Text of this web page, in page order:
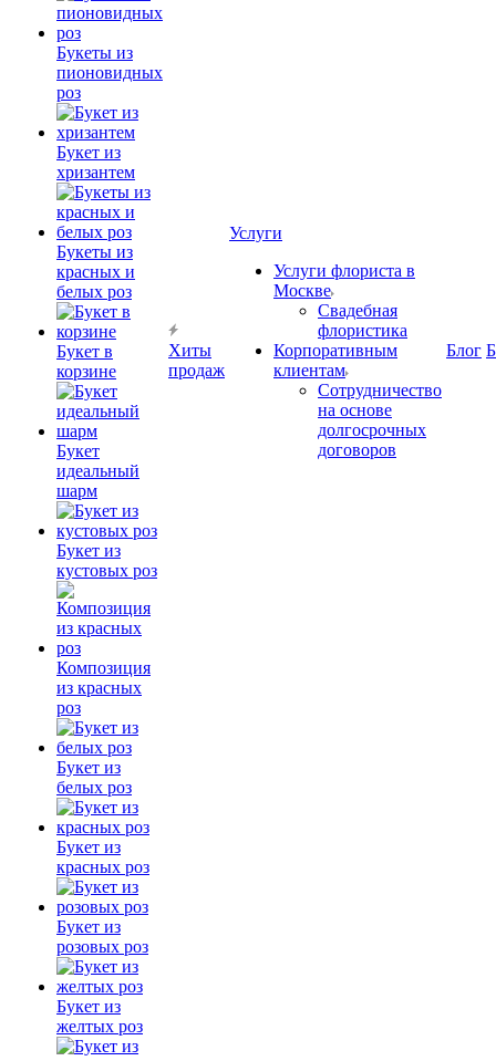
Букеты из
пионовидных
роз
Букет из
хризантем
Букеты из
красных и
белых роз
Букет в
корзине
Букет
идеальный
шарм
Букет из
кустовых роз
Композиция
из красных
роз
Букет из
белых роз
Букет из
красных роз
Букет из
розовых роз
Букет из
желтых роз
Хиты
продаж
Услуги
Услуги флориста в
Москве
Свадебная
флористика
Корпоративным
клиентам
Сотрудничество
на основе
долгосрочных
договоров
Блог